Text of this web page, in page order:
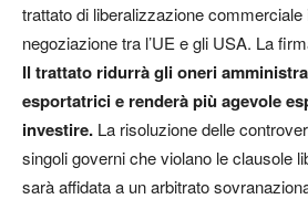
trattato di liberalizzazione commerciale
negoziazione tra l’UE e gli USA. La
Il trattato ridurrà gli oneri
esportatrici e renderà più agevole
investire. La risoluzione delle
singoli governi che violano le clausole
sarà affidata a un arbitrato